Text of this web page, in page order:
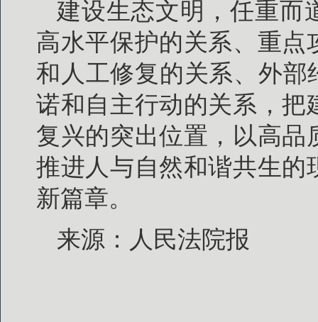
建设生态文明，任重而
高水平保护的关系、重
和人工修复的关系、外部
诺和自主行动的关系，把
复兴的突出位置，以高
推进人与自然和谐共生的
新篇章。
来源：人民法院报